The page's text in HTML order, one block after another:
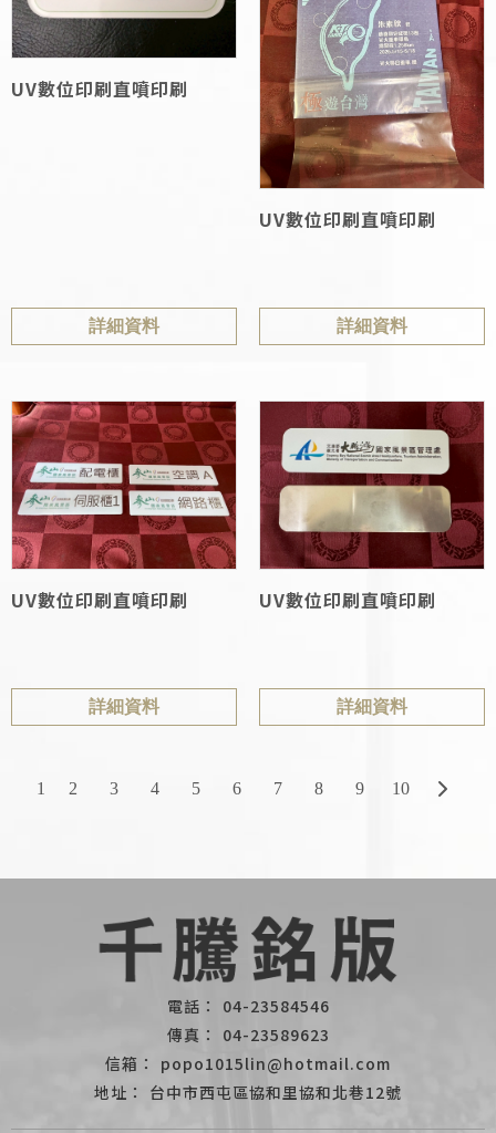
UV數位印刷直噴印刷
詳細資料
UV數位印刷直噴印刷
詳細資料
UV數位印刷直噴印刷
詳細資料
UV數位印刷直噴印刷
詳細資料
1 2 3 4 5 6 7 8 9 10
04-23584546
04-23589623
popo1015lin@hotmail.com
台中市西屯區協和里協和北巷12號